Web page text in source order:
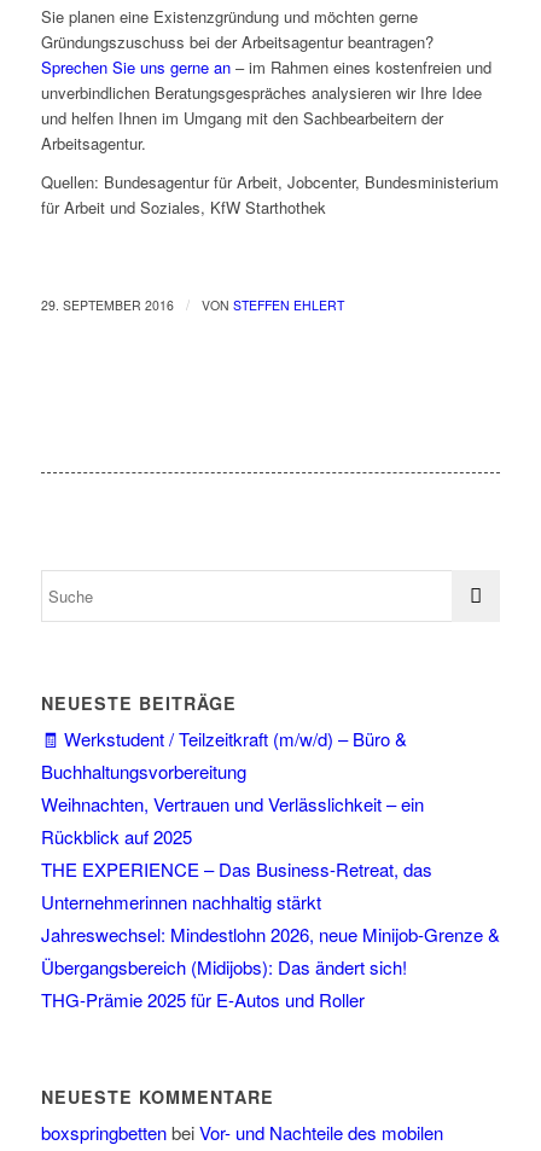
Sie planen eine Existenzgründung und möchten gerne
Gründungszuschuss bei der Arbeitsagentur beantragen?
Sprechen Sie uns gerne an– im Rahmen eines kostenfreien und
unverbindlichen Beratungsgespräches analysieren wir Ihre Idee
und helfen Ihnen im Umgang mit den Sachbearbeitern der
Arbeitsagentur.
Quellen: Bundesagentur für Arbeit, Jobcenter, Bundesministerium
für Arbeit und Soziales, KfW Starthothek
29. SEPTEMBER 2016 / VON STEFFEN EHLERT
NEUESTE BEITRÄGE
🧾 Werkstudent / Teilzeitkraft (m/w/d) – Büro &
Buchhaltungsvorbereitung
Weihnachten, Vertrauen und Verlässlichkeit – ein
Rückblick auf 2025
THE EXPERIENCE – Das Business-Retreat, das
Unternehmerinnen nachhaltig stärkt
Jahreswechsel: Mindestlohn 2026, neue Minijob-Grenze &
Übergangsbereich (Midijobs): Das ändert sich!
THG-Prämie 2025 für E-Autos und Roller
NEUESTE KOMMENTARE
boxspringbettenbeiVor- und Nachteile des mobilen